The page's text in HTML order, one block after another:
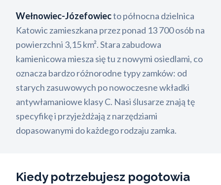
Wełnowiec-Józefowiecto północna dzielnica
Katowic zamieszkana przez ponad 13 700 osób na
powierzchni 3,15 km². Stara zabudowa
kamienicowa miesza się tu z nowymi osiedlami, co
oznacza bardzo różnorodne typy zamków: od
starych zasuwowych po nowoczesne wkładki
antywłamaniowe klasy C. Nasi ślusarze znają tę
specyfikę i przyjeżdżają z narzędziami
dopasowanymi do każdego rodzaju zamka.
Kiedy potrzebujesz pogotowia